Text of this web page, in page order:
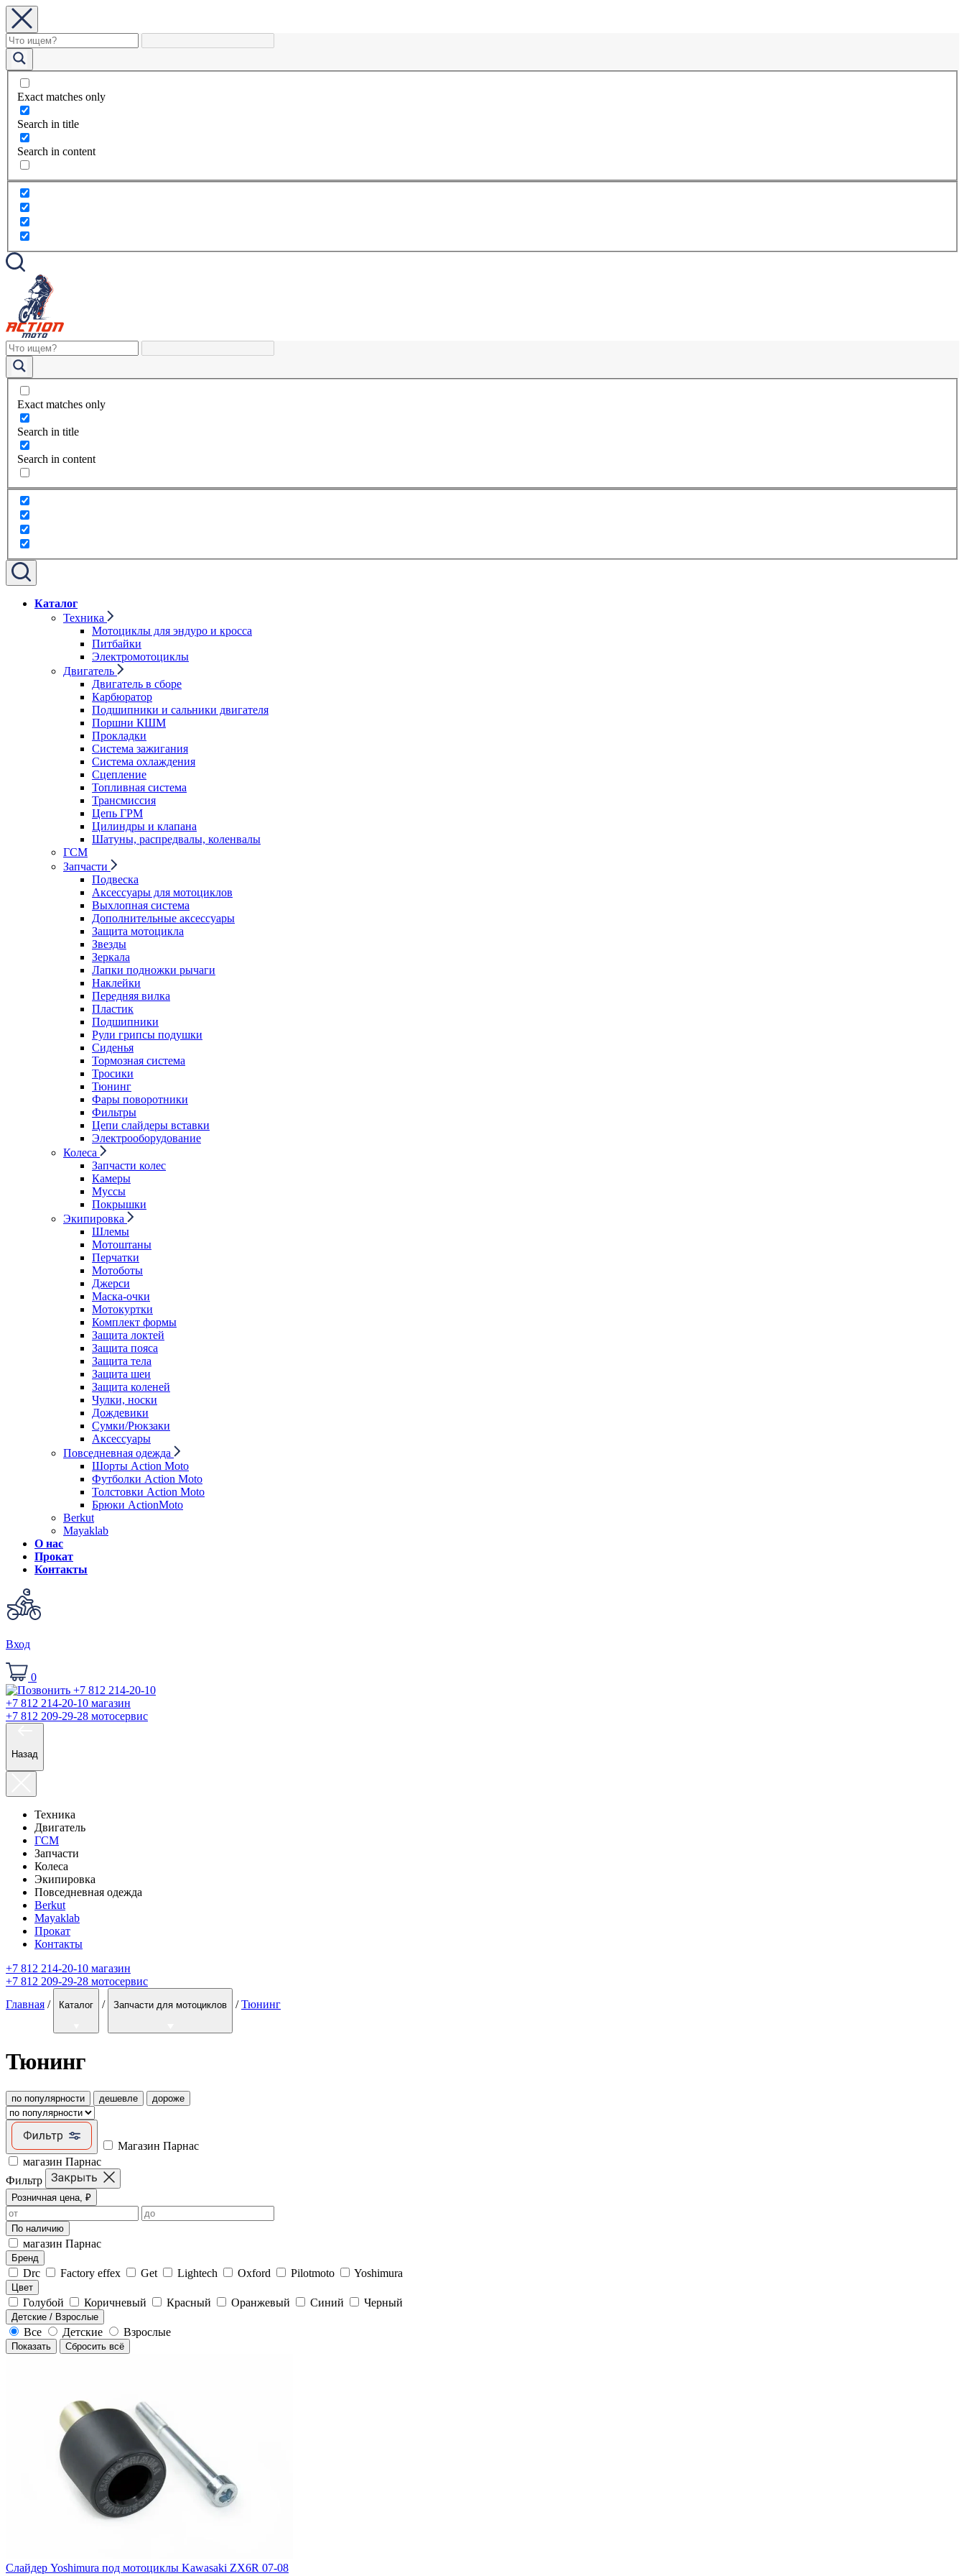
Exact matches only
Search in title
Search in content
Exact matches only
Search in title
Search in content
Каталог
Техника
Мотоциклы для эндуро и кросса
Питбайки
Электромотоциклы
Двигатель
Двигатель в сборе
Карбюратор
Подшипники и сальники двигателя
Поршни КШМ
Прокладки
Система зажигания
Система охлаждения
Сцепление
Топливная система
Трансмиссия
Цепь ГРМ
Цилиндры и клапана
Шатуны, распредвалы, коленвалы
ГСМ
Запчасти
Подвеска
Аксессуары для мотоциклов
Выхлопная система
Дополнительные аксессуары
Защита мотоцикла
Звезды
Зеркала
Лапки подножки рычаги
Наклейки
Передняя вилка
Пластик
Подшипники
Рули грипсы подушки
Сиденья
Тормозная система
Тросики
Тюнинг
Фары поворотники
Фильтры
Цепи слайдеры вставки
Электрооборудование
Колеса
Запчасти колес
Камеры
Муссы
Покрышки
Экипировка
Шлемы
Мотоштаны
Перчатки
Мотоботы
Джерси
Маска-очки
Мотокуртки
Комплект формы
Защита локтей
Защита пояса
Защита тела
Защита шеи
Защита коленей
Чулки, носки
Дождевики
Сумки/Рюкзаки
Аксессуары
Повседневная одежда
Шорты Action Moto
Футболки Action Moto
Толстовки Action Moto
Брюки ActionMoto
Berkut
Mayaklab
О нас
Прокат
Контакты
Вход
0
+7 812 214-20-10 магазин
+7 812 209-29-28 мотосервис
Назад
Техника
Двигатель
ГСМ
Запчасти
Колеса
Экипировка
Повседневная одежда
Berkut
Mayaklab
Прокат
Контакты
+7 812 214-20-10 магазин
+7 812 209-29-28 мотосервис
Главная / Каталог / Запчасти для мотоциклов / Тюнинг
Тюнинг
по популярности дешевле дороже
Магазин Парнас
магазин Парнас
Фильтр
Розничная цена, ₽
По наличию
магазин Парнас
Бренд
Drc Factory effex Get Lightech Oxford Pilotmoto Yoshimura
Цвет
Голубой Коричневый Красный Оранжевый Синий Черный
Детские / Взрослые
Все Детские Взрослые
Показать Сбросить всё
Слайдер Yoshimura под мотоциклы Kawasaki ZX6R 07-08